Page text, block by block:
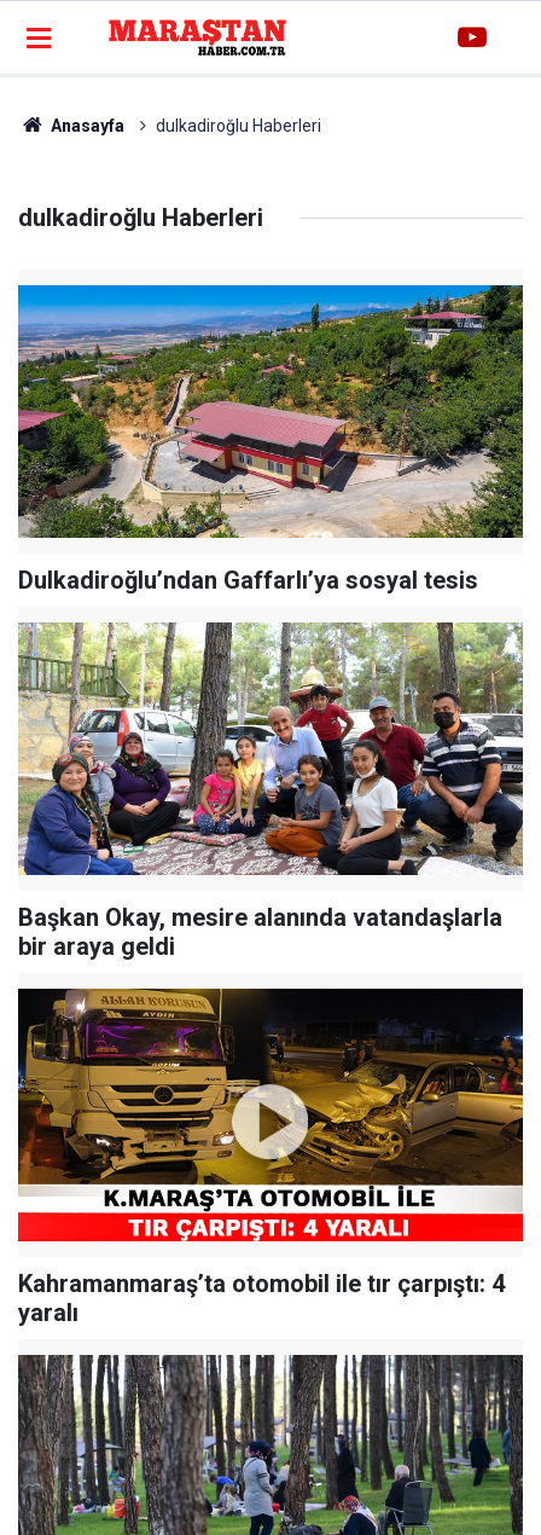
Anasayfa dulkadiroğlu Haberleri
dulkadiroğlu Haberleri
Dulkadiroğlu’ndan Gaffarlı’ya sosyal tesis
Başkan Okay, mesire alanında vatandaşlarla
bir araya geldi
Kahramanmaraş’ta otomobil ile tır çarpıştı: 4
yaralı